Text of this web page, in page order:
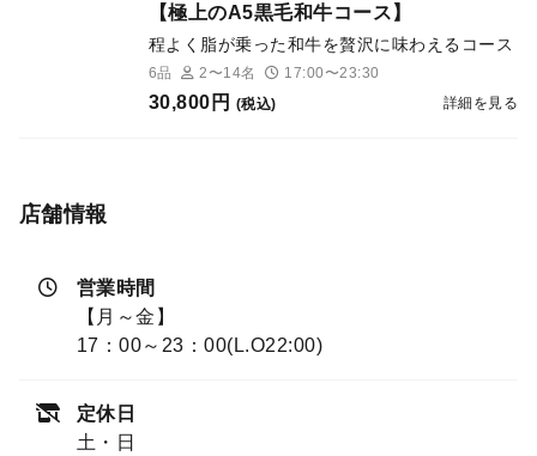
【極上のA5黒毛和牛コース】
程よく脂が乗った和牛を贅沢に味わえるコース
6品 2〜14名 17:00〜23:30
30,800円 (税込) 詳細を見る
店舗情報
営業時間
【月～金】
17：00～23：00(L.O22:00)
定休日
土・日